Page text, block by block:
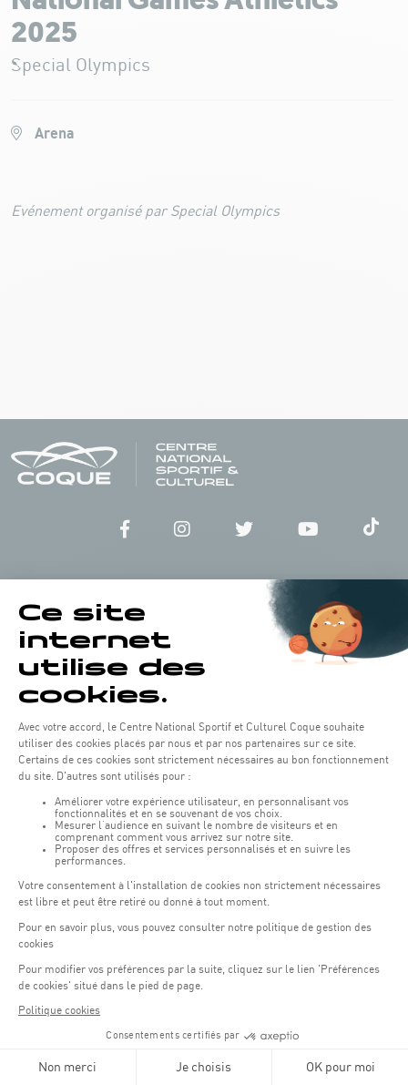
2025
Special Olympics
Arena
Evénement organisé par Special Olympics
Horaires d'ouverture du batiment de la Coque :
Lundi - vendredi : 06h30 - 22h00
Weekend : 07h30 - 19h00
Accès :
COQUE • 2 rue Léon Hengen, Luxembourg (L-1745)
Transport en commun: Arrêt Tram "Coque"
Parkings:
Parking Coque
clients Coque(hors manifestations)
Pendant les jours d'événements à la Coque, les places de parkings sont
possible.
(2)Erasme (150m) : payant.
Konrad Adenauer (1 km) : payant.
Glacis (2.5 km) : payant, connexion Tram.